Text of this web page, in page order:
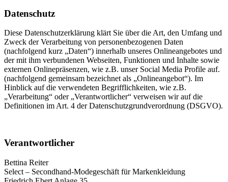
Datenschutz
Diese Datenschutzerklärung klärt Sie über die Art, den Umfang und
Zweck der Verarbeitung von personenbezogenen Daten
(nachfolgend kurz „Daten“) innerhalb unseres Onlineangebotes und
der mit ihm verbundenen Webseiten, Funktionen und Inhalte sowie
externen Onlinepräsenzen, wie z.B. unser Social Media Profile auf.
(nachfolgend gemeinsam bezeichnet als „Onlineangebot“). Im
Hinblick auf die verwendeten Begrifflichkeiten, wie z.B.
„Verarbeitung“ oder „Verantwortlicher“ verweisen wir auf die
Definitionen im Art. 4 der Datenschutzgrundverordnung (DSGVO).
Verantwortlicher
Bettina Reiter
Select – Secondhand-Modegeschäft für Markenkleidung